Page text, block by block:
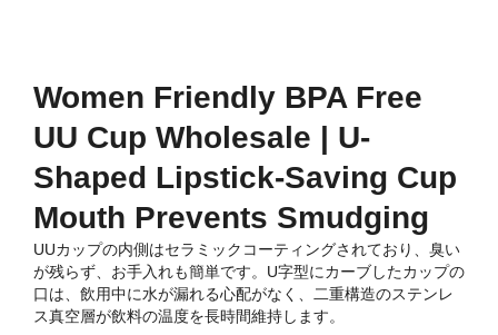
Women Friendly BPA Free
UU Cup Wholesale | U-
Shaped Lipstick-Saving Cup
Mouth Prevents Smudging
UUカップの内側はセラミックコーティングされており、臭い
が残らず、お手入れも簡単です。U字型にカーブしたカップの
口は、飲用中に水が漏れる心配がなく、二重構造のステンレ
ス真空層が飲料の温度を長時間維持します。